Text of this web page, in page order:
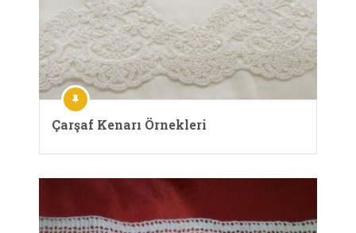
Çarşaf Kenarı Örnekleri